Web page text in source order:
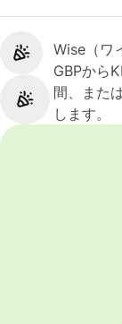
Wise（ワ
GBPから
間、また
します。